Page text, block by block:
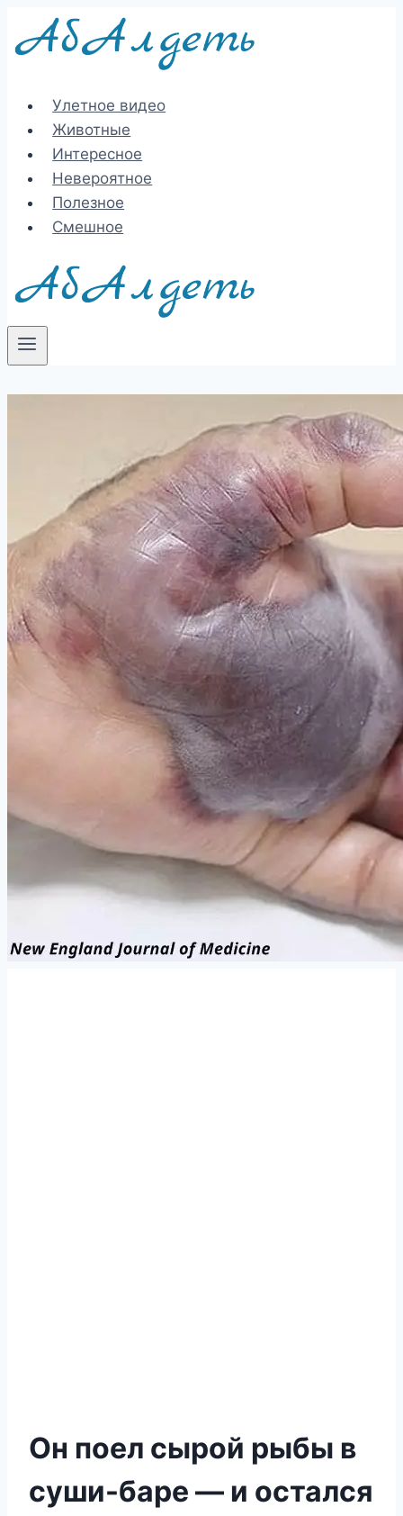
Перейти
Улетное видео
Животные
Интересное
Невероятное
Полезное
Смешное
Он поел сырой рыбы в
суши-баре — и остался